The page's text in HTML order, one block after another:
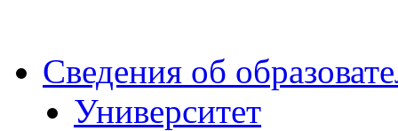
Сведения об
Университет